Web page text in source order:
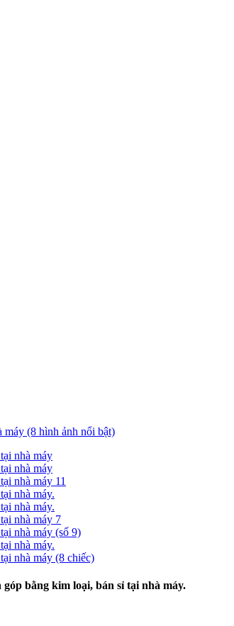
bằng kim loại, bán sỉ tại nhà máy.